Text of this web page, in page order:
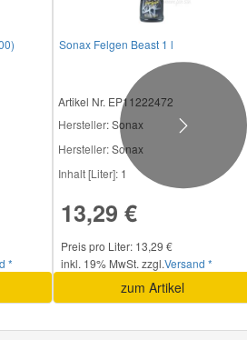
*
Sonax Felgen Beast 1 l
Artikel Nr. EP11222472
Hersteller: Sonax
Hersteller:Sonax
Inhalt [Liter]: 1
13,29 €
Preis pro Liter: 13,29 €
inkl. 19% MwSt. zzgl.Versand *
zum Artikel
Next